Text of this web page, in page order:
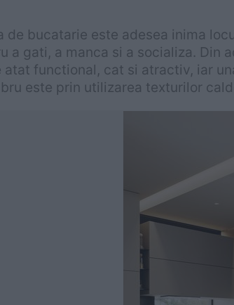
de bucatarie este adesea inima
a gati, a manca si a socializa. Din
atat functional, cat si atractiv, iar
este prin utilizarea texturilor